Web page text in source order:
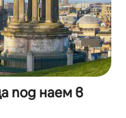
под наем в